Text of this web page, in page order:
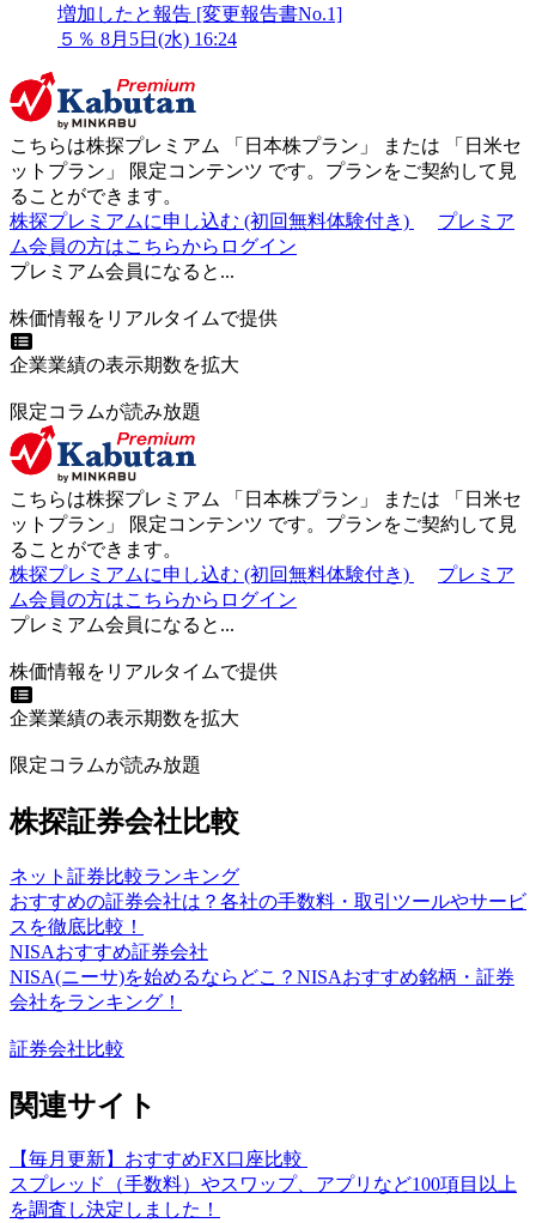
増加したと報告 [変更報告書No.1]
５％ 8月5日(水) 16:24
こちらは株探プレミアム 「 日本株プラン 」 または 「 日米セ
ットプラン 」 限定コンテンツ です。プランをご契約して見
ることができます。
株探プレミアムに申し込む (初回無料体験付き)
プレミア
ム会員の方はこちらからログイン
プレミアム会員になると...
株価情報をリアルタイムで提供
企業業績の表示期数を拡大
限定コラムが読み放題
こちらは株探プレミアム 「 日本株プラン 」 または 「 日米セ
ットプラン 」 限定コンテンツ です。プランをご契約して見
ることができます。
株探プレミアムに申し込む (初回無料体験付き)
プレミア
ム会員の方はこちらからログイン
プレミアム会員になると...
株価情報をリアルタイムで提供
企業業績の表示期数を拡大
限定コラムが読み放題
株探証券会社比較
ネット証券比較ランキング
おすすめの証券会社は？各社の手数料・取引ツールやサービ
スを徹底比較！
NISAおすすめ証券会社
NISA(ニーサ)を始めるならどこ？NISAおすすめ銘柄・証券
会社をランキング！
証券会社比較
関連サイト
【毎月更新】おすすめFX口座比較
スプレッド（手数料）やスワップ、アプリなど100項目以上
を調査し決定しました！